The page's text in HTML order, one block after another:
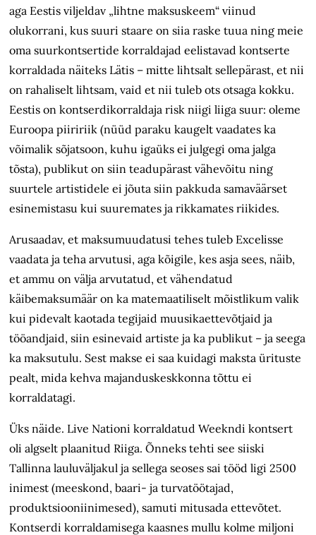
aga Eestis viljeldav „lihtne maksuskeem“ viinud
olukorrani, kus suuri staare on siia raske tuua ning meie
oma suurkontsertide korraldajad eelistavad kontserte
korraldada näiteks Lätis – mitte lihtsalt sellepärast, et nii
on rahaliselt lihtsam, vaid et nii tuleb ots otsaga kokku.
Eestis on kontserdikorraldaja risk niigi liiga suur: oleme
Euroopa piiririik (nüüd paraku kaugelt vaadates ka
võimalik sõjatsoon, kuhu igaüks ei julgegi oma jalga
tõsta), publikut on siin teadupärast vähevõitu ning
suurtele artistidele ei jõuta siin pakkuda samaväärset
esinemistasu kui suuremates ja rikkamates riikides.
Arusaadav, et maksumuudatusi tehes tuleb Excelisse
vaadata ja teha arvutusi, aga kõigile, kes asja sees, näib,
et ammu on välja arvutatud, et vähendatud
käibemaksumäär on ka matemaatiliselt mõistlikum valik
kui pidevalt kaotada tegijaid muusikaettevõtjaid ja
tööandjaid, siin esinevaid artiste ja ka publikut – ja seega
ka maksutulu. Sest makse ei saa kuidagi maksta ürituste
pealt, mida kehva majanduskeskkonna tõttu ei
korraldatagi.
Üks näide. Live Nationi korraldatud Weekndi kontsert
oli algselt plaanitud Riiga. Õnneks tehti see siiski
Tallinna lauluväljakul ja sellega seoses sai tööd ligi 2500
inimest (meeskond, baari- ja turvatöötajad,
produktsiooniinimesed), samuti mitusada ettevõtet.
Kontserdi korraldamisega kaasnes mullu kolme miljoni